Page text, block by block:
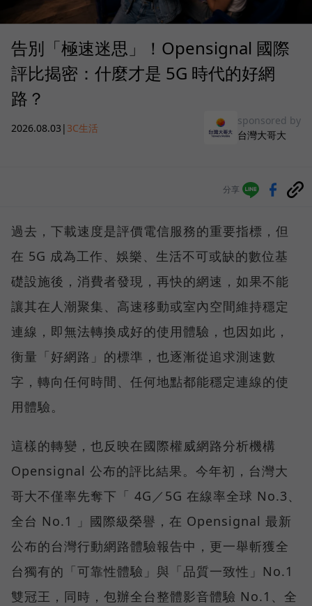
告別「極速迷思」！Opensignal 國際
評比揭密：什麼才是 5G 時代的好網
路？
2026.08.03 | 3C生活
sponsored by
台灣大哥大
分享
過去，下載速度是評價電信服務的重要指標，但
在 5G 成為工作、娛樂、生活不可或缺的數位基
礎設施後，消費者發現，再快的網速，如果不能
讓其在人潮聚集、高速移動或室內空間維持穩定
連線，即無法轉換成好的使用體驗，也因如此，
衡量「好網路」的標準，也逐漸從追求測速數
字，轉向任何時間、任何地點都能穩定連線的使
用體驗。
這樣的轉變，也反映在國際權威網路分析機構
Opensignal 公布的評比結果。今年初，台灣大
哥大不僅率先奪下「 4G／5G 在線率全球 No.3、
全台 No.1 」國際級榮譽，在 Opensignal 最新
公布的台灣行動網路體驗報告中，更一舉斬獲全
台獨有的「可靠性體驗」與「品質一致性」No.1
雙冠王，同時，包辦全台整體影音體驗 No.1、全